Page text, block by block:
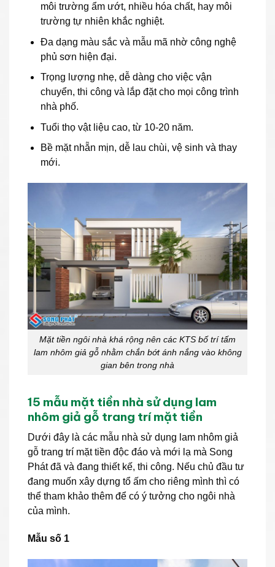
môi trường ẩm ướt, nhiều hóa chất, hay môi
trường tự nhiên khắc nghiệt.
Đa dạng màu sắc và mẫu mã nhờ công nghệ
phủ sơn hiện đại.
Trọng lượng nhẹ, dễ dàng cho việc vận
chuyển, thi công và lắp đặt cho mọi công trình
nhà phố.
Tuổi thọ vật liệu cao, từ 10-20 năm.
Bề mặt nhẵn mịn, dễ lau chùi, vệ sinh và thay
mới.
Mặt tiền ngôi nhà khá rộng nên các KTS bố trí tấm
lam nhôm giả gỗ nhằm chắn bớt ánh nắng vào không
gian bên trong nhà
15 mẫu mặt tiền nhà sử dụng lam
nhôm giả gỗ trang trí mặt tiền
Dưới đây là các mẫu nhà sử dụng lam nhôm giả
gỗ trang trí mặt tiền độc đáo và mới lạ mà Song
Phát đã và đang thiết kế, thi công. Nếu chủ đầu tư
đang muốn xây dựng tổ ấm cho riêng mình thì có
thể tham khảo thêm để có ý tưởng cho ngôi nhà
của mình.
Mẫu số 1